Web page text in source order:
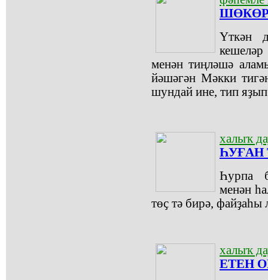
ШӨКӨР
Үткән
менән тиңләшә
йәшәгән Мәкки
шундай ине, тип
халыҡ
Һурпа
менән
төҫ тә бирә, файҙаһы
халыҡ
ЕТЕН